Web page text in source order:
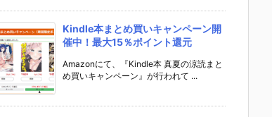
Kindle本まとめ買いキャンペーン開
催中！最大15％ポイント還元
Amazonにて、『Kindle本 真夏の涼読まと
め買いキャンペーン』が行われて ...